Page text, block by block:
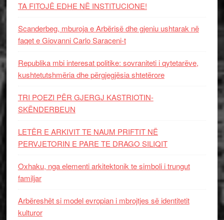
TA FITOJË EDHE NË INSTITUCIONE!
Scanderbeg, mburoja e Arbërisë dhe gjeniu ushtarak në
faqet e Giovanni Carlo Saraceni-t
Republika mbi interesat politike: sovraniteti i qytetarëve,
kushtetutshmëria dhe përgjegjësia shtetërore
TRI POEZI PËR GJERGJ KASTRIOTIN-
SKËNDERBEUN
LETËR E ARKIVIT TE NAUM PRIFTIT NË
PERVJETORIN E PARE TE DRAGO SILIQIT
Oxhaku, nga elementi arkitektonik te simboli i trungut
familjar
Arbëreshët si model evropian i mbrojtjes së identitetit
kulturor